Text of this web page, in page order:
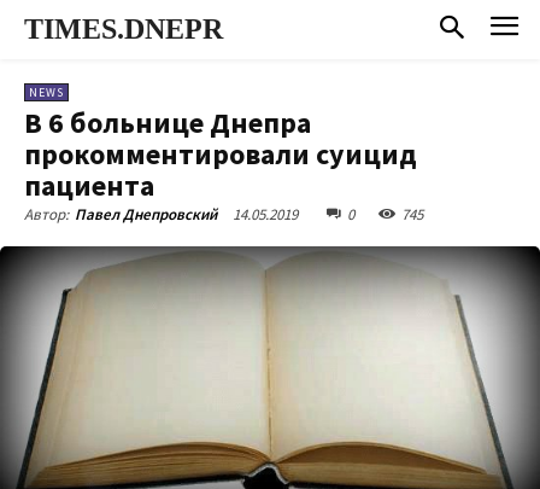
TIMES.DNEPR
NEWS
В 6 больнице Днепра
прокомментировали суицид
пациента
Автор: Павел Днепровский 14.05.2019 0 745